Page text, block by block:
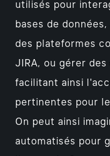
utilisés pour
bases de
des plateformes
JIRA, ou gérer
facilitant ainsi
pertinentes pour
On peut ainsi
automatisés pour